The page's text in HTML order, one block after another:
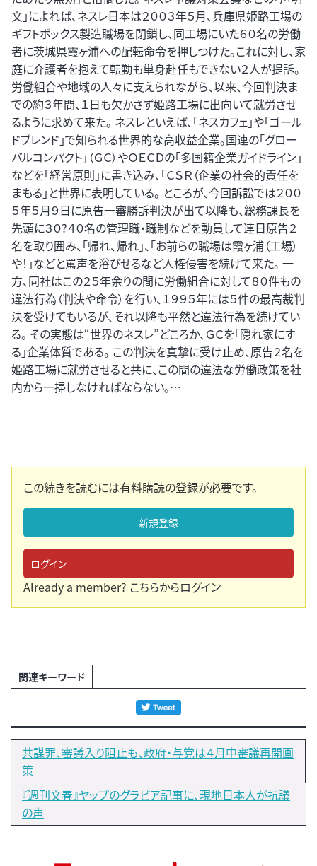
文」によれば、ネスレ日本は２００３年５月、兵庫県姫路工場の
ギフトボックス製造職場を閉鎖し、同工場にいた６０名の労働
者に茨城県霞ヶ浦への配転命令を押しつけた。これに対し、家
庭に介護者を抱えて転勤も単身赴任もできない２人が提訴。
労働組合や地域の人々に支えられながら、以来、今回判決ま
での約３年間、１日も欠かさず姫路工場に出向いて就労させ
るように求めて来た。 ネスレといえば、「ネスカフェ」や「ゴール
ドブレンド」で知られる世界的な高収益企業。国連の「グロー
バルコンパクト」（ＧＣ）やＯＥＣＤの「多国籍企業ガイドライン」
などを「経営原則」に書き込み、「ＣＳＲ（企業の社会的責任を
まもる」と世界に表明している。 ところが、今回訴訟では２００
５年５月９日に原告一審勝訴判決が出て以降も、総務課長を
先頭に３０?４０名の管理職・職制などを動員して連日原告２
名を取り囲み、「帰れ、帰れ」、「お前らの職場は霞ヶ浦（工場）
や！」などと罵声を浴びせるなど人権侵害を続けて来た。 一
方、同社はこの２５年余りの間に労働組合に対して８０件もの
違法行為（判決や命令）を行い、１９９５年には５件の最高裁判
決を受けてもいるが、それ以降も平然と違法行為を続けてい
る。 その実態は“世界のネスレ”どころか、ＧＣを「隠れ家にす
る」企業体質である。 この判決を真摯に受け止め、原告２名を
姫路工場に就労させると共に、この間の違法な労働政策を社
内から一掃しなければならない。…
この続きを読むには有料購読の登録が必要です。
新規登録
ログイン
Already a member? こちらからログイン
関連キーワード
共謀罪、審議入り阻止も、政府・与党は４月中審議再開画
策
『週刊文春』ヤップのグラビア記事に、現地日本人が抗議
の声